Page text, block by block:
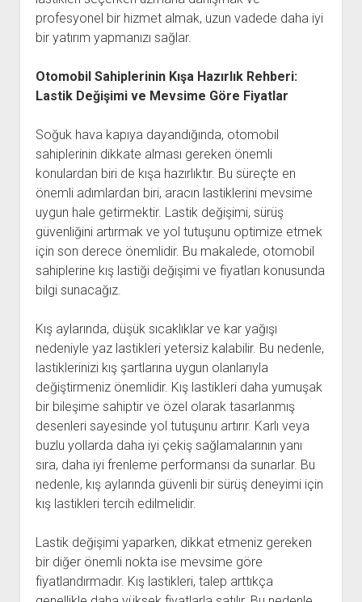
profesyonel bir hizmet almak, uzun vadede daha iyi
bir yatırım yapmanızı sağlar.
Otomobil Sahiplerinin Kışa Hazırlık Rehberi:
Lastik Değişimi ve Mevsime Göre Fiyatlar
Soğuk hava kapıya dayandığında, otomobil
sahiplerinin dikkate alması gereken önemli
konulardan biri de kışa hazırlıktır. Bu süreçte en
önemli adımlardan biri, aracın lastiklerini mevsime
uygun hale getirmektir. Lastik değişimi, sürüş
güvenliğini artırmak ve yol tutuşunu optimize etmek
için son derece önemlidir. Bu makalede, otomobil
sahiplerine kış lastiği değişimi ve fiyatları konusunda
bilgi sunacağız.
Kış aylarında, düşük sıcaklıklar ve kar yağışı
nedeniyle yaz lastikleri yetersiz kalabilir. Bu nedenle,
lastiklerinizi kış şartlarına uygun olanlarıyla
değiştirmeniz önemlidir. Kış lastikleri daha yumuşak
bir bileşime sahiptir ve özel olarak tasarlanmış
desenleri sayesinde yol tutuşunu artırır. Karlı veya
buzlu yollarda daha iyi çekiş sağlamalarının yanı
sıra, daha iyi frenleme performansı da sunarlar. Bu
nedenle, kış aylarında güvenli bir sürüş deneyimi için
kış lastikleri tercih edilmelidir.
Lastik değişimi yaparken, dikkat etmeniz gereken
bir diğer önemli nokta ise mevsime göre
fiyatlandırmadır. Kış lastikleri, talep arttıkça